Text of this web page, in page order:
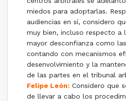
miedos para adoptarlas.
audiencias en sí, considero
muy bien, incluso respecto a
mayor desconfianza como
contando con mecanismos
desenvolvimiento y la
de las partes en el tribunal
Felipe León: Considero que
de llevar a cabo los